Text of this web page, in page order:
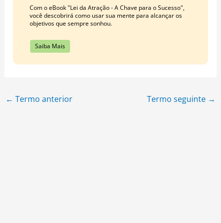
Com o eBook "Lei da Atração - A Chave para o Sucesso",
você descobrirá como usar sua mente para alcançar os
objetivos que sempre sonhou.
Saiba Mais
← Termo anterior Termo seguinte →